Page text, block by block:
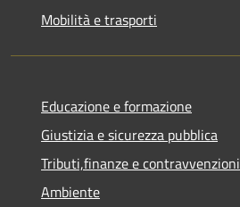
Mobilità e trasporti
Educazione e formazione
Giustizia e sicurezza pubblica
Tributi,finanze e contravvenzioni
Ambiente